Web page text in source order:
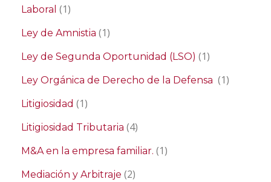
Laboral (1)
Ley de Amnistia (1)
Ley de Segunda Oportunidad (LSO) (1)
Ley Orgánica de Derecho de la Defensa (1)
Litigiosidad (1)
Litigiosidad Tributaria (4)
M&A en la empresa familiar. (1)
Mediación y Arbitraje (2)